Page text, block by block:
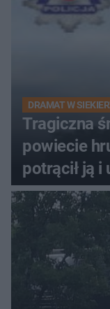
DRAMAT W
Tragiczna
powiecie
potrącił ją i